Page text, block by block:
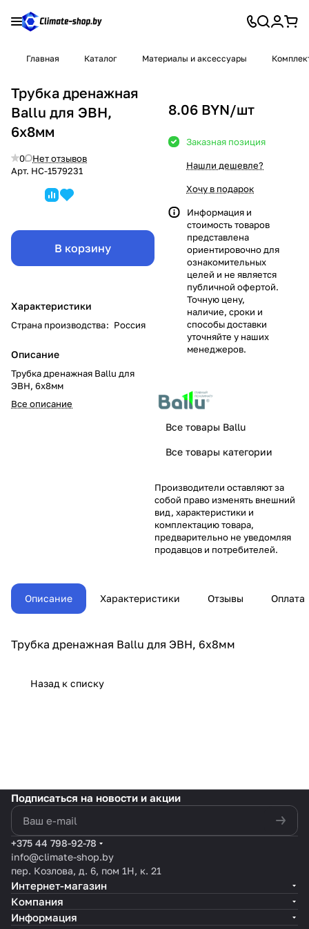
Главная Каталог Материалы и аксессуары
Трубка дренажная
Ballu для ЭВН,
6х8мм
0
Нет отзывов
Арт. НС-1579231
В корзину
Характеристики
Страна производства: Россия
Описание
Трубка дренажная Ballu для
ЭВН, 6х8мм
Все описание
8.06 BYN/шт
Заказная позиция
Нашли дешевле?
Хочу в подарок
Информация и
стоимость товаров
представлена
ориентировочно для
ознакомительных
целей и не является
публичной офертой.
Точную цену,
наличие, сроки и
способы доставки
уточняйте у наших
менеджеров.
Все товары Ballu
Все товары категории
Производители оставляют за
собой право изменять внешний
вид, характеристики и
комплектацию товара,
предварительно не уведомляя
продавцов и потребителей.
Описание Характеристики Отзывы Оплата
Трубка дренажная Ballu для ЭВН, 6х8мм
Назад к списку
Подписаться на новости и акции
+375 44 798-92-78
info@climate-shop.by
пер. Козлова, д. 6, пом 1Н, к. 21
Интернет-магазин
Компания
Информация